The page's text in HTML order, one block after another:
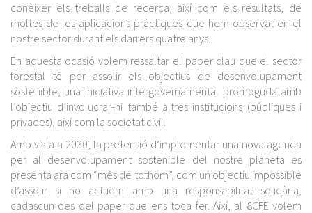
conèixer els treballs de recerca, així com els resultats, de
moltes de les aplicacions pràctiques que hem observat en el
nostre sector durant els darrers quatre anys.
En aquesta ocasió volem ressaltar el paper clau que el sector
forestal té per assolir els objectius de desenvolupament
sostenible, una iniciativa intergovernamental promoguda amb
l’objectiu d’involucrar-hi també altres institucions (públiques i
privades), així com la societat civil.
Amb vista a 2030, la pretensió d’implementar una nova agenda
per al desenvolupament sostenible del nostre planeta es
presenta ara com “més de tothom”, com un objectiu impossible
d’assolir si no actuem amb una responsabilitat solidària,
cadascun des del paper que ens toca fer. Així, al 8CFE volem